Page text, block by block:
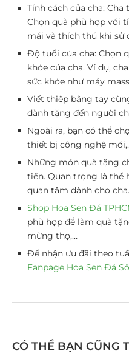
Tính cách của cha:
Chọn quà phù hợp với
mái và thích thú khi sử
Độ tuổi của cha: Chọn
khỏe của cha. Ví dụ,
sức khỏe như máy
Viết thiệp bằng tay
dành tặng đến người
Ngoài ra, bạn có thể
thiết bị công nghệ
Những món quà tặng
tiền. Quan trọng là thể
quan tâm dành cho cha.
Shop Hoa Sen Đá
phù hợp để làm quà
mừng thọ,…
Để nhận ưu đãi theo
Fanpage Hoa Sen Đá
CÓ THỂ BẠN CŨNG